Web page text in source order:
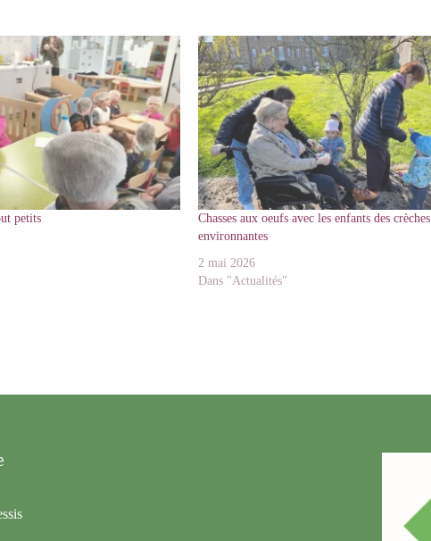
petits
Chasses aux oeufs avec les enfants des crèches
environnantes
2 mai 2026
Dans "Actualités"